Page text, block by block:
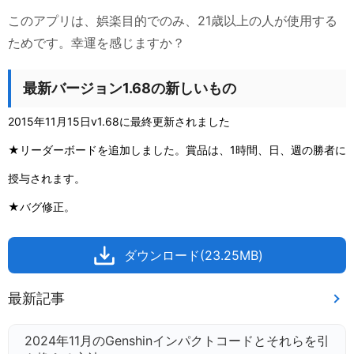
このアプリは、娯楽目的でのみ、21歳以上の人が使用する
ためです。幸運を感じますか？
最新バージョン1.68の新しいもの
2015年11月15日v1.68に最終更新されました
★リーダーボードを追加しました。賞品は、1時間、日、週の勝者に
授与されます。
★バグ修正。
ダウンロード(23.25MB)
最新記事
2024年11月のGenshinインパクトコードとそれらを引